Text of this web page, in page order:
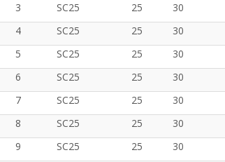
3 SC25 25 30
4 SC25 25 30
5 SC25 25 30
6 SC25 25 30
7 SC25 25 30
8 SC25 25 30
9 SC25 25 30